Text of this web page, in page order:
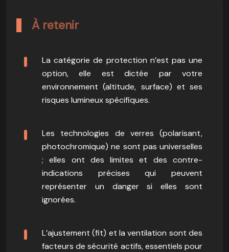
À retenir
La catégorie de protection n’est pas une
option, elle est dictée par votre
environnement (altitude, surface) et ses
risques lumineux spécifiques.
Les technologies de verres (polarisant,
photochromique) ne sont pas universelles
; elles ont des limites et des contre-
indications précises qui peuvent
représenter un danger si elles sont
ignorées.
L’ajustement (fit) et la ventilation sont des
facteurs de sécurité actifs, essentiels pour